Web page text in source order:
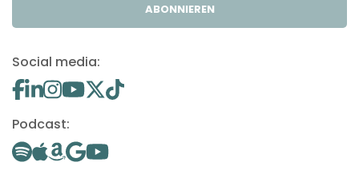
ABONNIEREN
Social media:
Podcast: